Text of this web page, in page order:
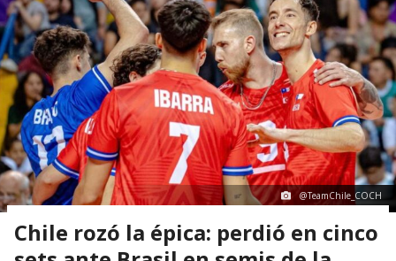
@TeamChile_COCH
Chile rozó la épica: perdió en cinco